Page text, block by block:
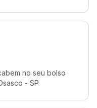
no seu bolso
- SP